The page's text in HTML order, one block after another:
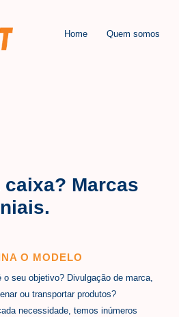
Home Quem somos
Marcas
O MODELO
o seu objetivo? Divulgação de marca,
ou transportar produtos?
necessidade, temos inúmeros